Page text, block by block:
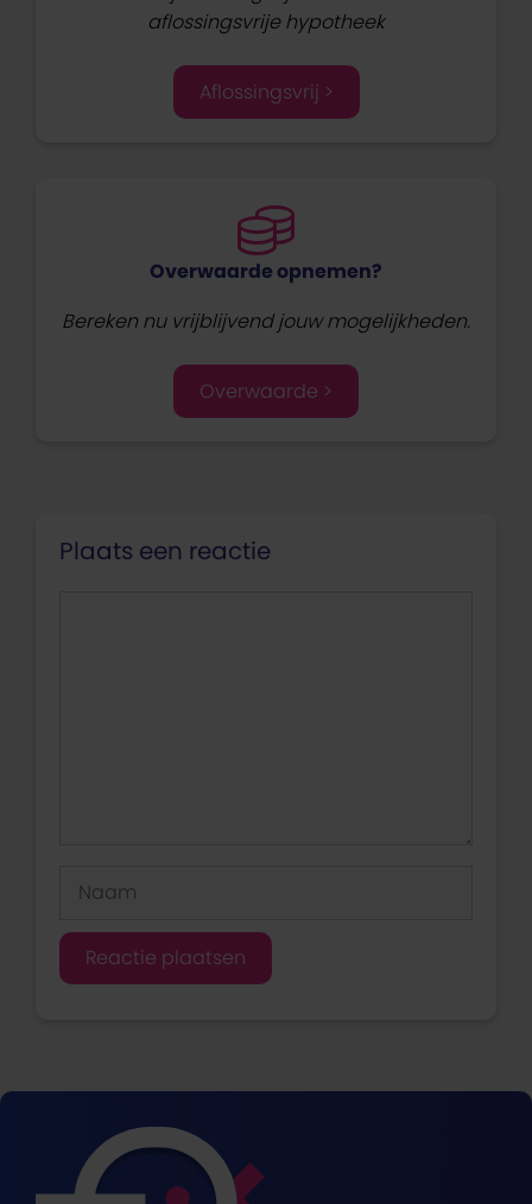
aflossingsvrije hypotheek
Aflossingsvrij >
Overwaarde opnemen?
Bereken nu vrijblijvend jouw mogelijkheden.
Overwaarde >
Plaats een reactie
Naam